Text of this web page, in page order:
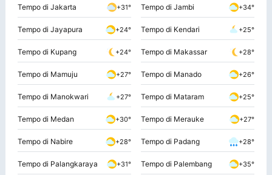
Tempo di Jakarta +31° Tempo di Jambi +34°
Tempo di Jayapura +24° Tempo di Kendari +25°
Tempo di Kupang +24° Tempo di Makassar +28°
Tempo di Mamuju +27° Tempo di Manado +26°
Tempo di Manokwari +27° Tempo di Mataram +25°
Tempo di Medan +30° Tempo di Merauke +27°
Tempo di Nabire +28° Tempo di Padang +28°
Tempo di Palangkaraya +31° Tempo di Palembang +35°